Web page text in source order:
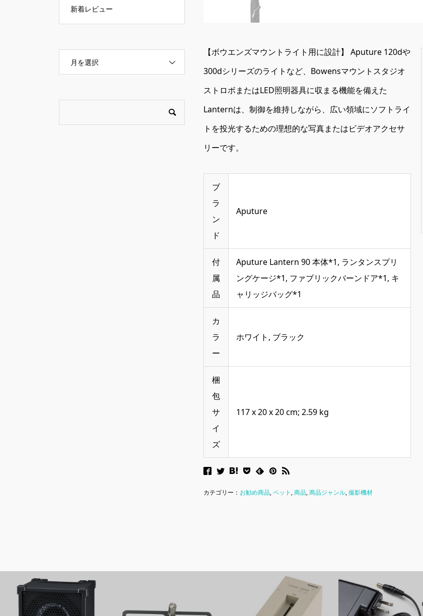
【ボウエンズマウントライト用に設計】 Aputure 120dや
300dシリーズのライトなど、Bowensマウントスタジオ
ストロボまたはLED照明器具に収まる機能を備えた
Lanternは、制御を維持しながら、広い領域にソフトライ
トを投光するための理想的な写真またはビデオアクセサ
リーです。
ブ
ラ
ン
ド
‎Aputure
付
属
品
‎Aputure Lantern 90 本体*1, ランタンスプリ
ングケージ*1, ファブリックバーンドア*1, キ
ャリッジバッグ*1
カ
ラ
ー
‎ホワイト, ブラック
梱
包
サ
イ
ズ
‎117 x 20 x 20 cm; 2.59 kg
カテゴリー： お勧め商品,ペット ,商品,商品ジャンル,撮影機材
新着レビュー
月を選択